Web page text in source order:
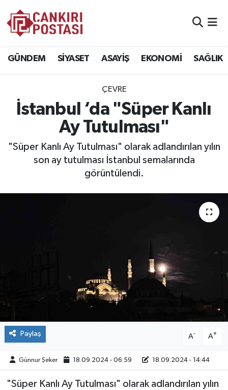
GÜNDEM SİYASET ASAYİŞ EKONOMİ SAĞLIK
ÇEVRE
İstanbul ‘da "Süper Kanlı
Ay Tutulması"
"Süper Kanlı Ay Tutulması" olarak adlandırılan yılın
son ay tutulması İstanbul semalarında
görüntülendi.
Paylaş A- A+
Günnur Şeker 18.09.2024 - 06:59 18.09.2024 - 14:44
"Süper Kanlı Ay Tutulması" olarak adlandırılan yılın
EKONOMİ
SAĞLIK
EĞİTİM
RESMİ İLANLAR
KÜLTÜR
Trafik Durumu
Süper Lig Puan Durumu ve Fikstür
Son Dakika Haberleri